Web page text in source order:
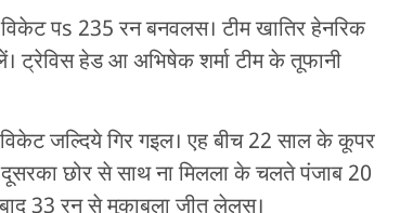
पs 235 रन बनवलस। टीम खातिर हेनरिक
हेड आ अभिषेक शर्मा टीम के तूफानी
जल्दिये गिर गइल। एह बीच 22 साल के कूपर
छोर से साथ ना मिलला के चलते पंजाब 20